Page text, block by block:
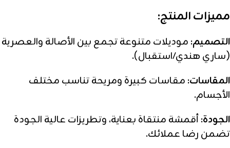
مميزات المنتج:
التصميم: موديلات متنوعة تجمع بين الأصالة والعصرية
(ساري هندي/استقبال).
المقاسات: مقاسات كبيرة ومريحة تناسب مختلف
الأجسام.
الجودة:أقمشة منتقاة بعناية، وتطريزات عالية الجودة
تضمن رضا عملائك.